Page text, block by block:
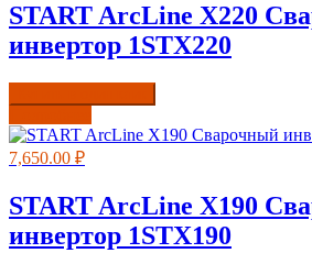
START ArcLine Х220
инвертор 1STХ220
7,650.00 ₽
START ArcLine Х190
инвертор 1STХ190